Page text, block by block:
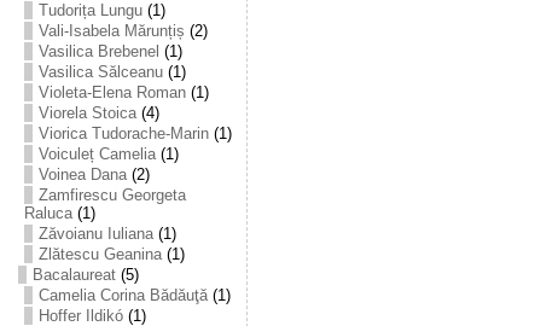
Tudorița Lungu(1)
Vali-Isabela Mărunțiș (2)
Vasilica Brebenel (1)
Vasilica Sălceanu(1)
Violeta-Elena Roman(1)
Viorela Stoica(4)
Viorica Tudorache-Marin(1)
Voiculeț Camelia(1)
Voinea Dana(2)
Zamfirescu Georgeta
Raluca(1)
Zăvoianu Iuliana(1)
Zlătescu Geanina(1)
Bacalaureat(5)
Camelia Corina Bădăuţă(1)
Hoffer Ildikó(1)